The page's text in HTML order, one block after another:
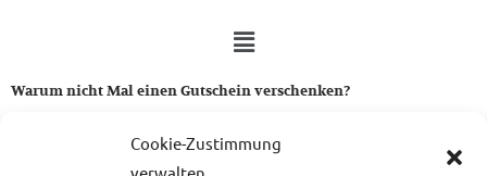
Cookie-Zustimmung
Warum nicht Mal einen Gutschein verschenken?
Ein Gutschein von uns ist das perfekte Geschenk für alle Stoff-